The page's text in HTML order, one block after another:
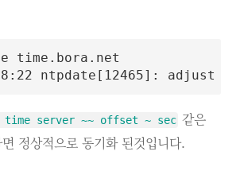
time.bora.net
ntpdate [ 12465] : adjust
time server ~~ offset ~ sec 같은
정상적으로 동기화 된것입니다.